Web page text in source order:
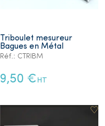
Triboulet mesureur
Bagues en Métal
Réf.: CTRIBM
9,50 € HT